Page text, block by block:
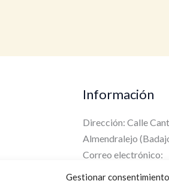
Gestionar consentimiento
Información
Dirección: Calle
Almendralejo
Correo electrónico: